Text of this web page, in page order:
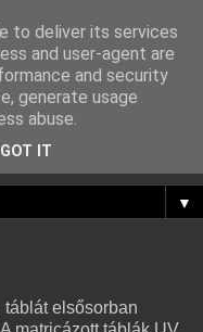
▼
elsősorban
to deliver its services
and user-agent are
and security
generate usage
abuse.
GOT IT